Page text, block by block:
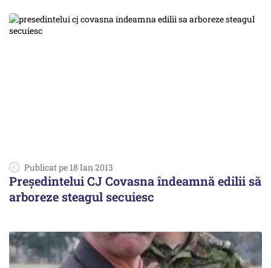
Publicat pe 18 Ian 2013
Preşedintelui CJ Covasna îndeamnă edilii să
arboreze steagul secuiesc